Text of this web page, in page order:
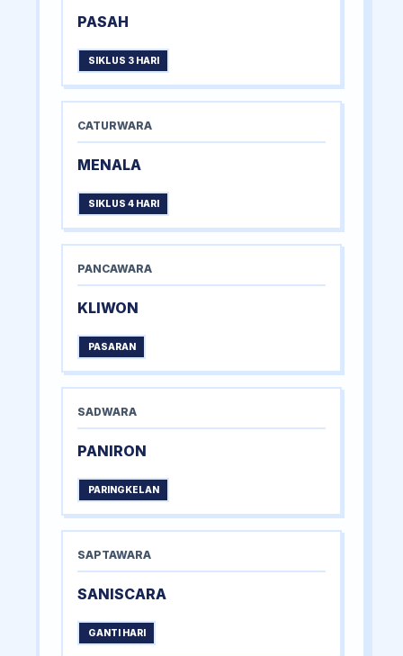
PASAH
SIKLUS 3 HARI
CATURWARA
MENALA
SIKLUS 4 HARI
PANCAWARA
KLIWON
PASARAN
SADWARA
PANIRON
PARINGKELAN
SAPTAWARA
SANISCARA
GANTI HARI